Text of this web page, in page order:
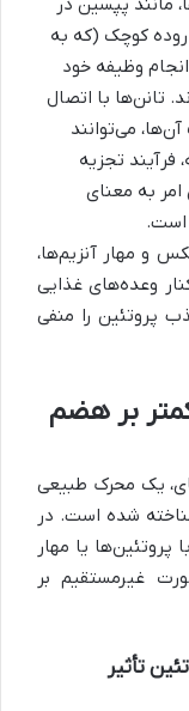
کوچک (که به
وظیفه خود
تانن‌ها با اتصال
می‌توانند
فرآیند تجزیه
امر به معنای
است.
و مهار آنزیم‌ها،
وعده‌های غذایی
پروتئین را منفی
بر هضم
یک محرک طبیعی
شده است. در
پروتئین‌ها یا مهار
غیرمستقیم بر
تأثیر